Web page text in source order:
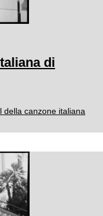
di
della canzone italiana